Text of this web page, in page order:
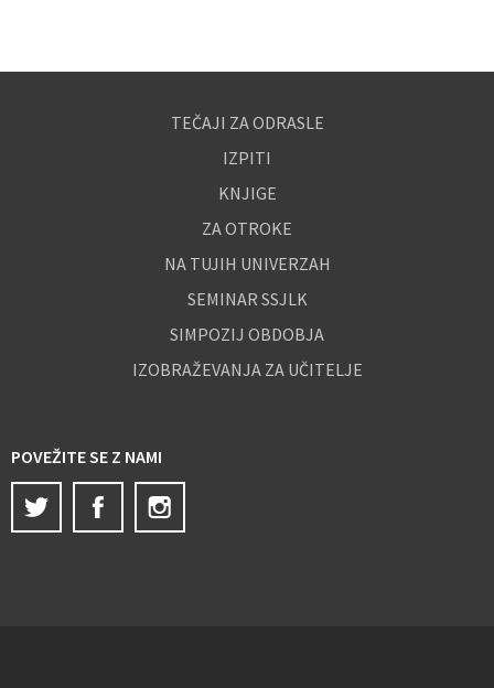
TEČAJI ZA ODRASLE
IZPITI
KNJIGE
ZA OTROKE
NA TUJIH UNIVERZAH
SEMINAR SSJLK
SIMPOZIJ OBDOBJA
IZOBRAŽEVANJA ZA UČITELJE
POVEŽITE SE Z NAMI
Twitter
Facebook